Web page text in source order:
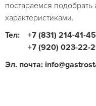
постараемся
характеристиками.
Тел:
+7 (831) 214-41-45
+7 (920) 023-22-
Эл. почта: